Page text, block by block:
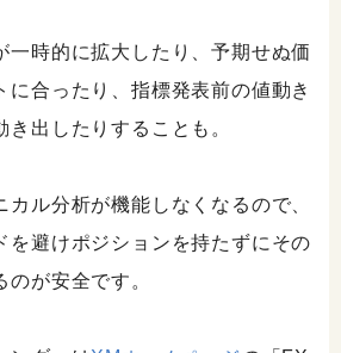
一時的に拡大したり、予期せぬ価
に合ったり、指標発表前の値動き
出したりすることも。
ル分析が機能しなくなるので、
を避けポジションを持たずにその
が安全です。